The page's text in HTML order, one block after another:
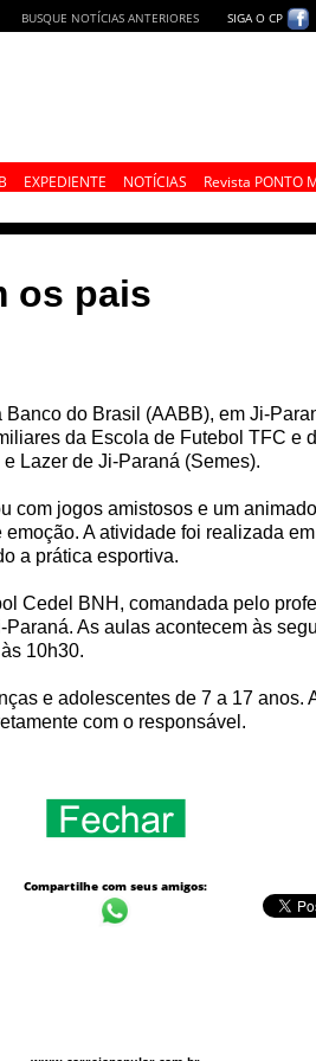
BUSQUE NOTÍCIAS ANTERIORES SIGA O CP
EXPEDIENTE NOTÍCIAS Revista PONTO
os pais
Banco do Brasil (AABB), em Ji-
da Escola de Futebol TFC
Lazer de Ji-Paraná (Semes).
com jogos amistosos e um
emoção. A atividade foi realizada
a prática esportiva.
Cedel BNH, comandada pelo
As aulas acontecem às
10h30.
e adolescentes de 7 a 17
com o responsável.
Compartilhe com seus amigos: